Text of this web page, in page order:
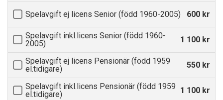
Spelavgift ej licens Senior (född 1960-2005) 600 kr
Spelavgift inkl.licens Senior (född 1960-
2005)
1 100 kr
Spelavgift ej licens Pensionär (född 1959
el.tidigare)
550 kr
Spelavgift inkl.licens Pensionär (född 1959
el.tidigare)
1 100 kr